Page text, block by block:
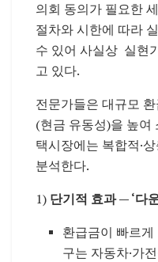
의회 동의가 필요한
절차와 시한에 따라
수 있어 사실상 실현
고 있다.
전문가들은 대규모
(현금 유동성)을 높여
택시장에는 복합적·
분석한다.
1) 단기적 효과 — ‘다
환급금이 빠르
구는 자동차·가